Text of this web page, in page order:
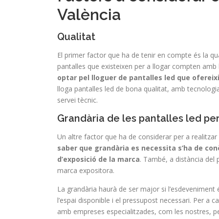
València
Qualitat
El primer factor que ha de tenir en compte és la
pantalles que existeixen per a llogar compten
optar pel lloguer de pantalles led que
lloga pantalles led de bona qualitat, amb
servei tècnic.
Grandària de les pantalles led
Un altre factor que ha de considerar per a
saber que grandària es necessita s’ha de
d’exposició de la marca. També, a distància del
marca expositora.
La grandària haurà de ser major si
l’espai disponible i el pressupost necessari. Per a
amb empreses especialitzades, com les nostres,